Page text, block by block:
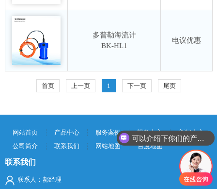
多普勒海流计
BK-HL1
电议优惠
首页 上一页 1 下一页 尾页
网站首页 产品中心 服务案例 视频中心
新闻中心
公司简介
联系我们 网站地图 百度地图
联系我们
联系人：郝经理
可以介绍下你们的产品么？